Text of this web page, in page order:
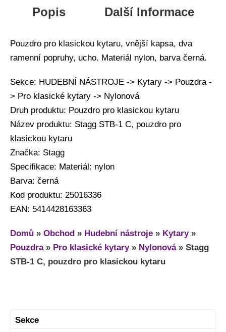
Popis Další Informace
Pouzdro pro klasickou kytaru, vnější kapsa, dva
ramenní popruhy, ucho. Materiál nylon, barva černá.
Sekce: HUDEBNÍ NÁSTROJE -> Kytary -> Pouzdra -
> Pro klasické kytary -> Nylonová
Druh produktu: Pouzdro pro klasickou kytaru
Název produktu: Stagg STB-1 C, pouzdro pro
klasickou kytaru
Značka: Stagg
Specifikace: Materiál: nylon
Barva: černá
Kod produktu: 25016336
EAN: 5414428163363
Domů » Obchod » Hudební nástroje » Kytary»
Pouzdra» Pro klasické kytary» Nylonová» Stagg
STB-1 C, pouzdro pro klasickou kytaru
Sekce